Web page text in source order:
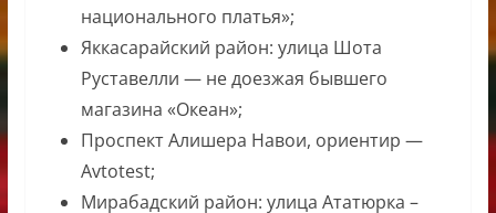
национального платья»;
Яккасарайский район: улица Шота
Руставелли — не доезжая бывшего
магазина «Океан»;
Проспект Алишера Навои, ориентир —
Avtotest;
Мирабадский район: улица Ататюрка –